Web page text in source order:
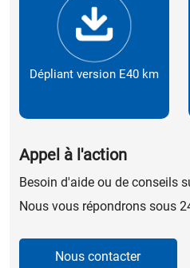
Dépliant version E40 km
Appel à l'action
Besoin d'aide ou de conseils
Nous vous répondrons sous
Nous contacter